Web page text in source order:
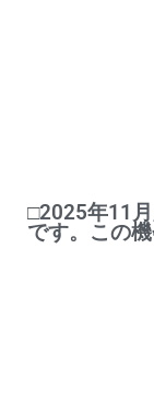
□2025年11
です。この